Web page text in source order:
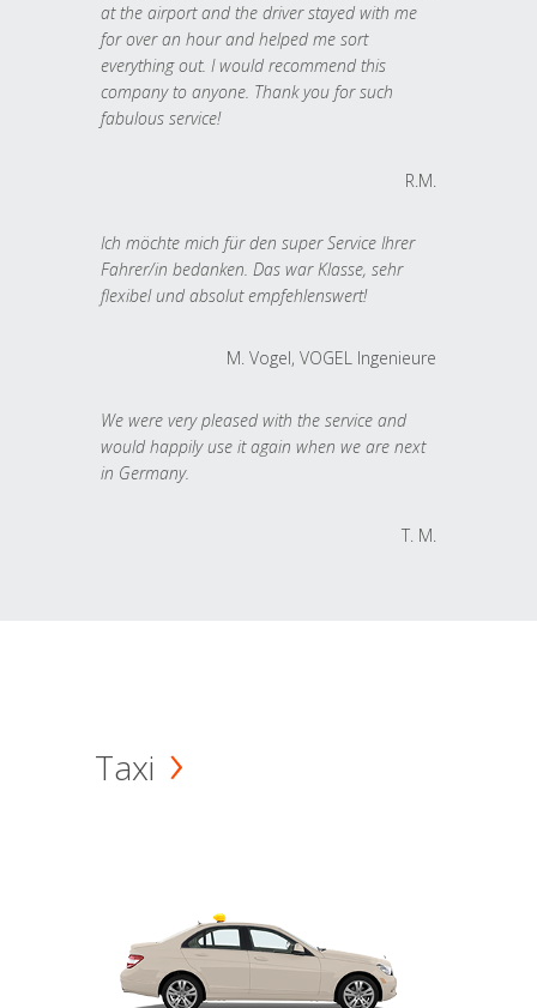
at the airport and the driver stayed with me
for over an hour and helped me sort
everything out. I would recommend this
company to anyone. Thank you for such
fabulous service!
R.M.
Ich möchte mich für den super Service Ihrer
Fahrer/in bedanken. Das war Klasse, sehr
flexibel und absolut empfehlenswert!
M. Vogel, VOGEL Ingenieure
We were very pleased with the service and
would happily use it again when we are next
in Germany.
T. M.
Taxi